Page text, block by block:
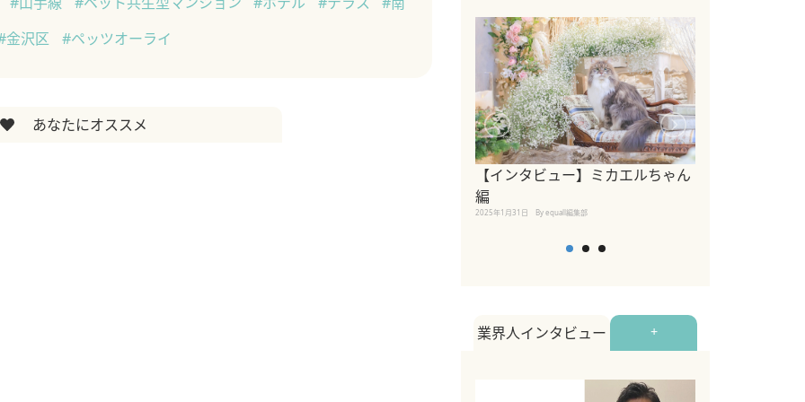
金沢区
#ペッツオーライ
あなたにオススメ
【インタビュー】ミカエルちゃん
編
2025年1月31日 By equall編集部
業界人インタビュー +